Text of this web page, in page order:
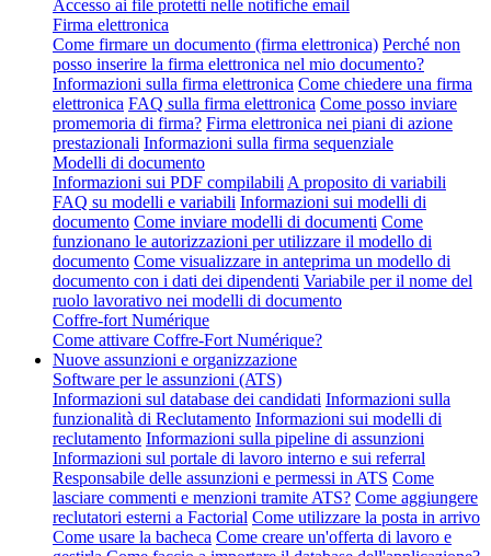
Accesso ai file protetti nelle notifiche email
Firma elettronica
Come firmare un documento (firma elettronica) Perché non
posso inserire la firma elettronica nel mio documento?
Informazioni sulla firma elettronica Come chiedere una firma
elettronica FAQ sulla firma elettronica Come posso inviare
promemoria di firma? Firma elettronica nei piani di azione
prestazionali Informazioni sulla firma sequenziale
Modelli di documento
Informazioni sui PDF compilabili A proposito di variabili
FAQ su modelli e variabili Informazioni sui modelli di
documento Come inviare modelli di documenti Come
funzionano le autorizzazioni per utilizzare il modello di
documento Come visualizzare in anteprima un modello di
documento con i dati dei dipendenti Variabile per il nome del
ruolo lavorativo nei modelli di documento
Coffre-fort Numérique
Come attivare Coffre-Fort Numérique?
Nuove assunzioni e organizzazione
Software per le assunzioni (ATS)
Informazioni sul database dei candidati Informazioni sulla
funzionalità di Reclutamento Informazioni sui modelli di
reclutamento Informazioni sulla pipeline di assunzioni
Informazioni sul portale di lavoro interno e sui referral
Responsabile delle assunzioni e permessi in ATS Come
lasciare commenti e menzioni tramite ATS? Come aggiungere
reclutatori esterni a Factorial Come utilizzare la posta in arrivo
Come usare la bacheca Come creare un'offerta di lavoro e